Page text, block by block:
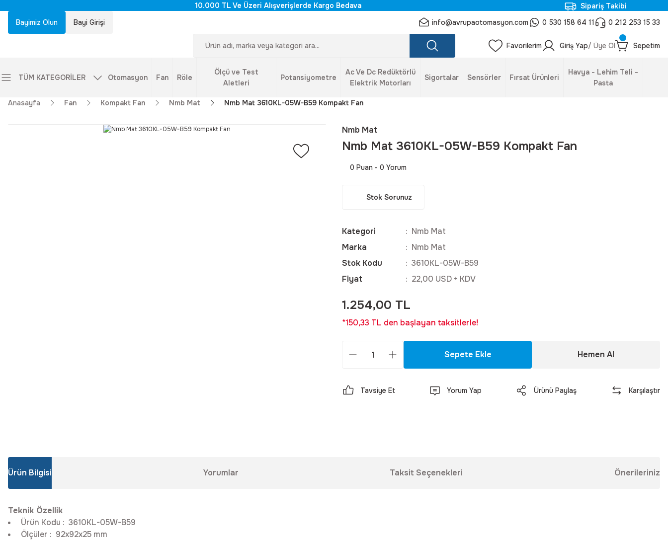
10.000 TL Ve Üzeri Alışverişlerde Kargo Bedava
Sipariş Takibi
Bayimiz Olun
Bayi Girişi info@avrupaotomasyon.com 0 530 158 64 11 0 212 253 15 33
Favorilerim Giriş Yap/ Üye Ol Sepetim
TÜM KATEGORİLER Otomasyon Fan Röle
Ölçü ve Test
Aletleri
Potansiyometre
Ac Ve Dc Redüktörlü
Elektrik Motorları
Sigortalar Sensörler Fırsat Ürünleri
Havya - Lehim Teli -
Pasta
Anasayfa Fan Kompakt Fan Nmb Mat Nmb Mat 3610KL-05W-B59 Kompakt Fan
Nmb Mat
Nmb Mat 3610KL-05W-B59 Kompakt Fan
0 Puan - 0 Yorum
Stok Sorunuz
Kategori
Nmb Mat
Marka
Nmb Mat
Stok Kodu
3610KL-05W-B59
Fiyat
22,00 USD + KDV
1.254,00 TL
*150,33 TL den başlayan taksitlerle!
Sepete Ekle Hemen Al
Tavsiye Et Yorum Yap Ürünü Paylaş Karşılaştır
Ürün Bilgisi Yorumlar Taksit Seçenekleri Önerileriniz
Teknik Özellik
Ürün Kodu : 3610KL-05W-B59
Ölçüler : 92x92x25 mm